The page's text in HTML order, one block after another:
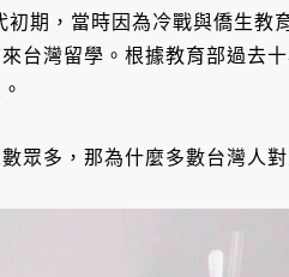
初期，當時因為冷戰與僑生教
台灣留學。根據教育部過去
眾多，那為什麼多數台灣人